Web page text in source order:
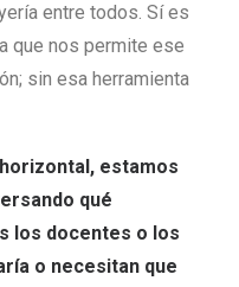
entre todos. Sí es
que nos permite ese
sin esa herramienta
estamos
qué
los docentes o los
o necesitan que